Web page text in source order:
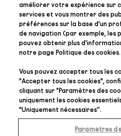
améliorer votre expérience sur
services et vous montrer des
préférencessur la base d'un
de navigation (par exemple, les
pouvez obtenir plus
notre pagePolitique des cookies.
Vous pouvez accepter tous les
"Accepter tous les cookies",
cliquant sur "Paramètres des
uniquement les cookies
"Uniquement nécessaires”.
Paramètres